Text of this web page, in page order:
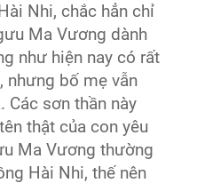
Nhi, chắc hẳn chỉ
Ma Vương dành
như hiện nay có rất
nhưng bố mẹ vẫn
Các sơn thần này
thật của con yêu
Ma Vương thường
Hài Nhi, thế nên